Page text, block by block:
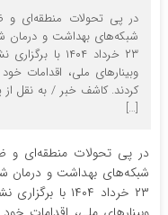
در پی تحولات منطقه‌ای و
شبکه‌های بهداشت و درمان
۲۳ خرداد
وبینارهای ملی، اقدامات
کردند. کاشف خبر / به نقل از
[…]
در پی تحولات منطقه‌ای و
شبکه‌های بهداشت و درمان
۲۳ خرداد